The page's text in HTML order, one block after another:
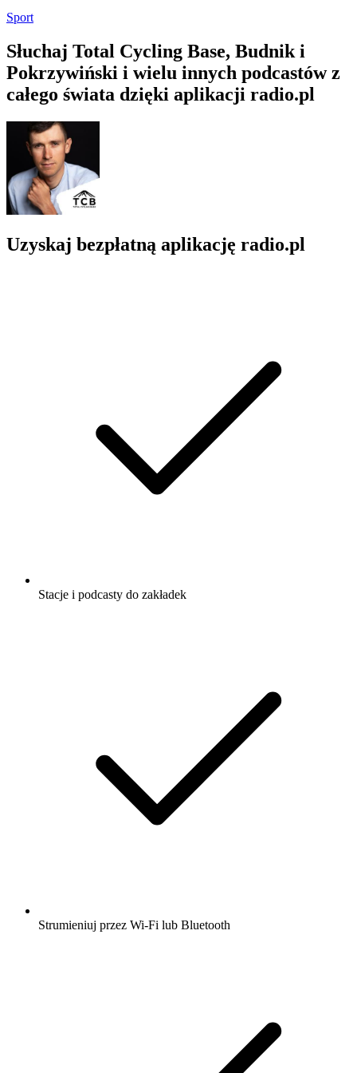
Sport
Słuchaj Total Cycling Base, Budnik i
Pokrzywiński i wielu innych podcastów z
całego świata dzięki aplikacji radio.pl
Uzyskaj bezpłatną aplikację radio.pl
Stacje i podcasty do zakładek
Strumieniuj przez Wi-Fi lub Bluetooth